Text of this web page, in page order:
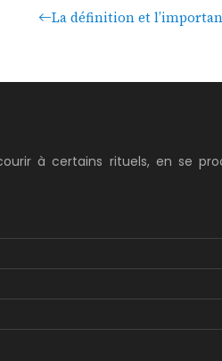
La définition et
à certains rituels, en se